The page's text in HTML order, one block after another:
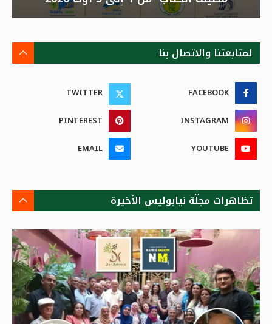
لمتابعتنا والاتصال بنا
FACEBOOK
TWITTER
INSTAGRAM
PINTEREST
YOUTUBE
EMAIL
تظاهرات مجلّة نيابوليس الأخيرة